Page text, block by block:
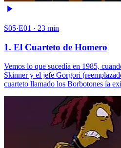
S05·E01 · 23 min
1. El Cuarteto de Homero
Vemos lo que sucedía en 1985,
Skinner y el jefe Gorgori
cuarteto llamado los Borbotones ía